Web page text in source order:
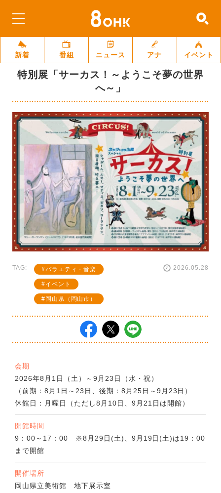
新着 番組 ニュース アナ イベント
特別展「サーカス！～ようこそ夢の世界
へ～」
TAG: バラエティ・音楽
イベント
岡山県（岡山市）
2026.05.28
会期
2026年8月1日（土）～9月23日（水・祝）
（前期：8月1日～23日、後期：8月25日～9月23日）
休館日：月曜日（ただし8月10日、9月21日は開館）
開館時間
9：00～17：00 ※8月29日(土)、9月19日(土)は19：00
まで開館
開催場所
岡山県立美術館 地下展示室